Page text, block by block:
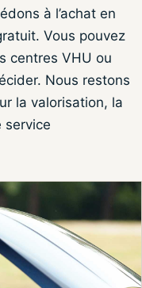
à l’achat en
Vous pouvez
centres VHU ou
Nous restons
la valorisation, la
service